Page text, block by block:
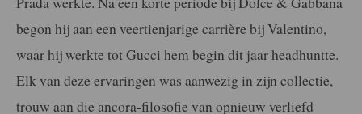
begon hij aan een veertienjarige carrière bij Valentino,
waar hij werkte tot Gucci hem begin dit jaar headhuntte.
Elk van deze ervaringen was aanwezig in zijn collectie,
trouw aan die ancora-filosofie van opnieuw verliefd